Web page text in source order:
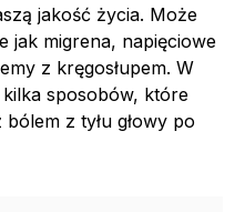
jakość życia. Może
jak migrena, napięciowe
z kręgosłupem. W
sposobów, które
z tyłu głowy po